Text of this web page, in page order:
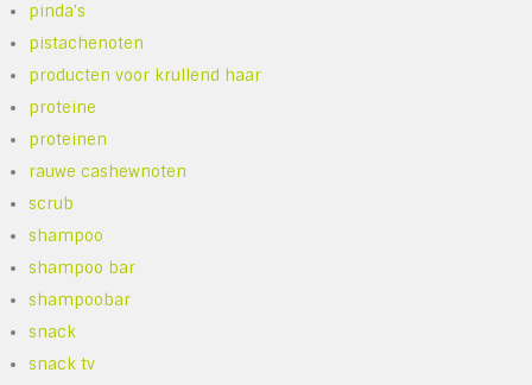
pinda's
pistachenoten
producten voor krullend haar
proteine
proteinen
rauwe cashewnoten
scrub
shampoo
shampoo bar
shampoobar
snack
snack tv